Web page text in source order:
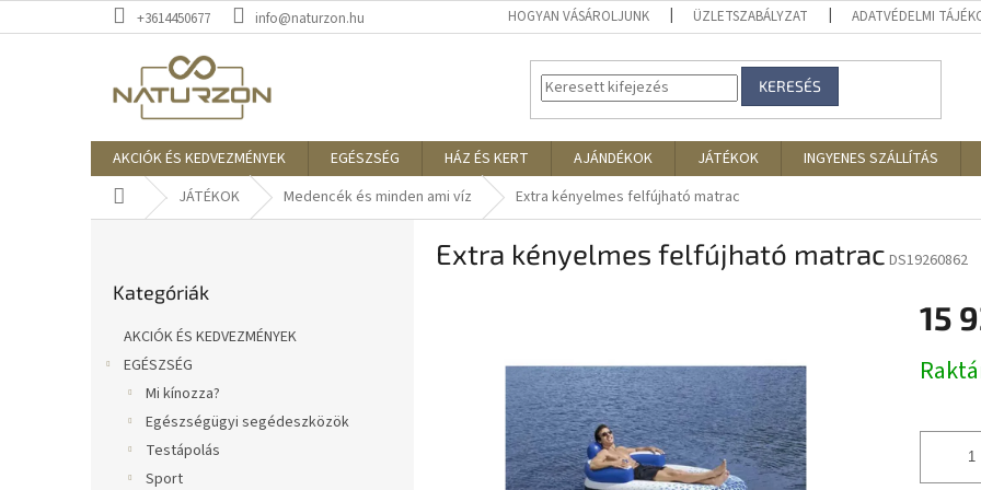
a
+3614450677 info@naturzon.hu HOGYAN VÁSÁROLJUNK ÜZLETSZABÁLYZAT ADATVÉDELMI
KERESÉS
AKCIÓK ÉS KEDVEZMÉNYEK EGÉSZSÉG HÁZ ÉS KERT AJÁNDÉKOK JÁTÉKOK INGYENES SZÁLLÍTÁS
KezdőlapJÁTÉKOK Medencék és minden ami víz Extra kényelmes felfújható matrac
átugrása
Kategóriák
AKCIÓK ÉS KEDVEZMÉNYEK
EGÉSZSÉG
Mi kínozza?
Egészségügyi segédeszközök
Testápolás
Sport
Extra kényelmes felfújható matrac DS19260862
15